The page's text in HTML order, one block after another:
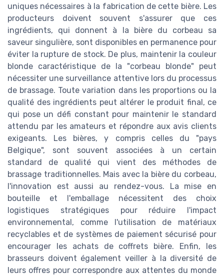
uniques nécessaires à la fabrication de cette bière. Les
producteurs doivent souvent s'assurer que ces
ingrédients, qui donnent à la bière du corbeau sa
saveur singulière, sont disponibles en permanence pour
éviter la rupture de stock. De plus, maintenir la couleur
blonde caractéristique de la "corbeau blonde" peut
nécessiter une surveillance attentive lors du processus
de brassage. Toute variation dans les proportions ou la
qualité des ingrédients peut altérer le produit final, ce
qui pose un défi constant pour maintenir le standard
attendu par les amateurs et répondre aux avis clients
exigeants. Les bières, y compris celles du "pays
Belgique", sont souvent associées à un certain
standard de qualité qui vient des méthodes de
brassage traditionnelles. Mais avec la bière du corbeau,
l'innovation est aussi au rendez-vous. La mise en
bouteille et l'emballage nécessitent des choix
logistiques stratégiques pour réduire l'impact
environnemental, comme l'utilisation de matériaux
recyclables et de systèmes de paiement sécurisé pour
encourager les achats de coffrets bière. Enfin, les
brasseurs doivent également veiller à la diversité de
leurs offres pour correspondre aux attentes du monde